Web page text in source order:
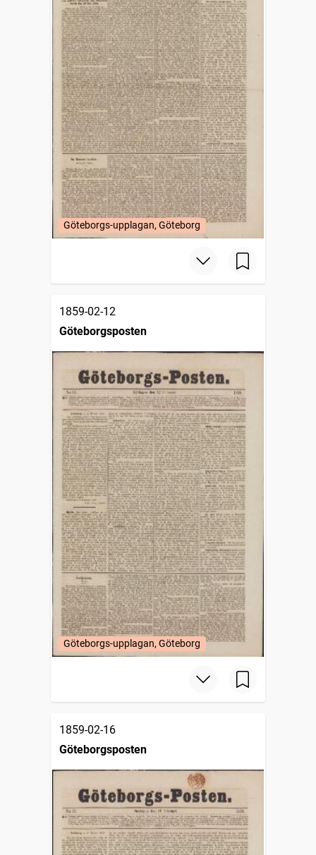
Göteborgs-upplagan, Göteborg
1859-02-12
Göteborgsposten
Göteborgs-upplagan, Göteborg
1859-02-16
Göteborgsposten